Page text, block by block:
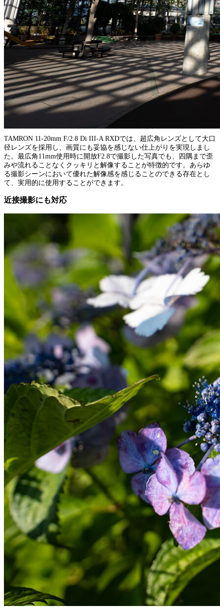
TAMRON 11-20mm F/2.8 Di III-A RXDでは、超広角レンズとして大口
径レンズを採用し、画質にも妥協を感じない仕上がりを実現しまし
た。最広角11mm使用時に開放F2.8で撮影した写真でも、四隅まで歪
みや流れることなくクッキリと解像することが特徴的です。あらゆ
る撮影シーンにおいて優れた解像感を感じることのできる存在とし
て、実用的に使用することができます。
近接撮影にも対応